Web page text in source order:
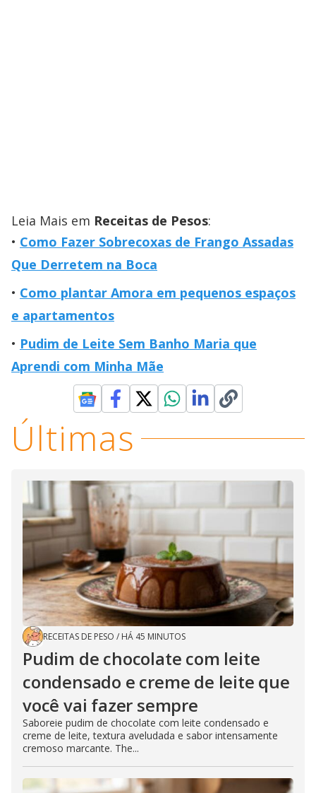
Leia Mais em Receitas de Pesos:
Como Fazer Sobrecoxas de Frango Assadas
Que Derretem na Boca
Como plantar Amora em pequenos espaços
e apartamentos
Pudim de Leite Sem Banho Maria que
Aprendi com Minha Mãe
Últimas
RECEITAS DE PESO / HÁ 45 MINUTOS
Pudim de chocolate com leite
condensado e creme de leite que
você vai fazer sempre
Saboreie pudim de chocolate com leite condensado e
creme de leite, textura aveludada e sabor intensamente
cremoso marcante. The...